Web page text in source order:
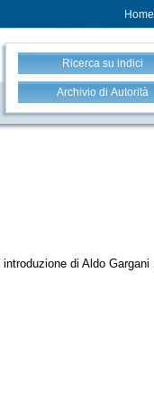
Home
Ricerca su indici
Archivio di Autorità